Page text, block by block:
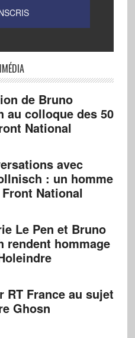
de Bruno
au colloque des 50
National
avec
: un homme
Front National
Le Pen et Bruno
rendent hommage
RT France au sujet
Ghosn